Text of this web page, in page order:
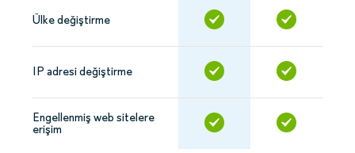
Ülke değiştirme
IP adresi değiştirme
Engellenmiş web sitelere
erişim